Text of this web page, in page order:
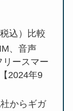
込）比較
、音声
リースマー
2024年9
からギガ